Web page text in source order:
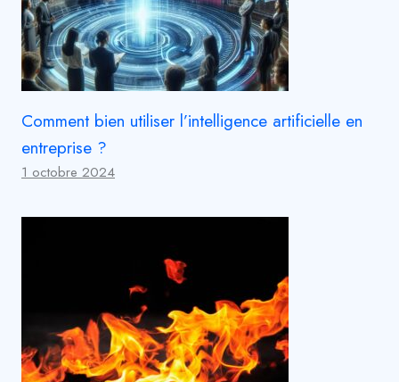
Comment bien utiliser l’intelligence artificielle en
entreprise ?
1 octobre 2024